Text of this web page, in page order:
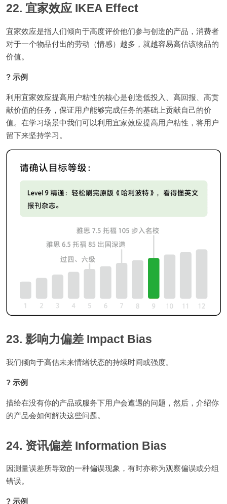
22. 宜家效应 IKEA Effect
宜家效应是指人们倾向于高度评价他们参与创造的产品，消费者
对于一个物品付出的劳动（情感）越多，就越容易高估该物品的
价值。
? 示例
利用宜家效应提高用户粘性的核心是创造低投入、高回报、高贡
献价值的任务，保证用户能够完成任务的基础上贡献自己的价
值。在学习场景中我们可以利用宜家效应提高用户粘性，将用户
留下来坚持学习。
23. 影响力偏差 Impact Bias
我们倾向于高估未来情绪状态的持续时间或强度。
? 示例
描绘在没有你的产品或服务下用户会遭遇的问题，然后，介绍你
的产品会如何解决这些问题。
24. 资讯偏差 Information Bias
因测量误差所导致的一种偏误现象，有时亦称为观察偏误或分组
错误。
? 示例